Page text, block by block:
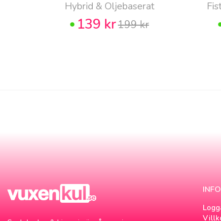
Hybrid & Oljebaserat
139 kr199 kr